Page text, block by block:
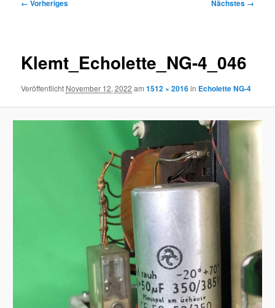
← Vorheriges Nächstes →
Klemt_Echolette_NG-4_046
Veröffentlicht November 12, 2022 am1512 × 2016in Echolette NG-4